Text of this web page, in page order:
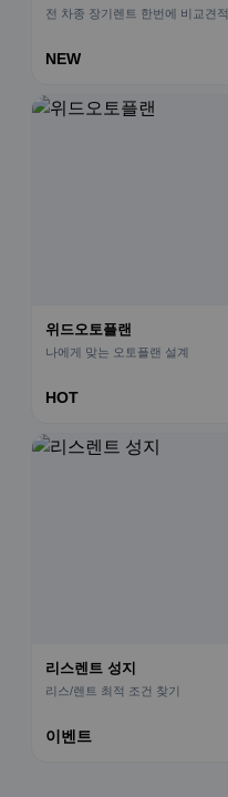
전 차종 장기렌트 한번에 비교견적
NEW
위드오토플랜
나에게 맞는 오토플랜 설계
HOT
리스렌트 성지
리스/렌트 최적 조건 찾기
이벤트